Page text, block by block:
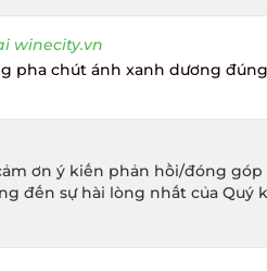
pha chút ánh xanh dương
ơn ý kiến phản hồi/đóng
đến sự hài lòng nhất của Quý